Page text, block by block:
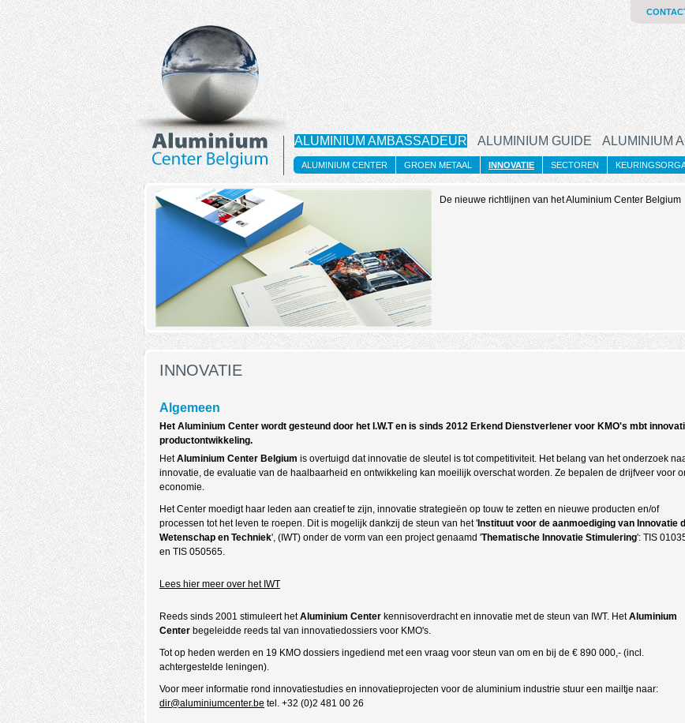
ALUMINIUM AMBASSADEUR
ALUMINIUM CENTER GROEN METAAL INNOVATIE SECTOREN
ALUMINIUM GUIDE ALUMINIUM
De nieuwe richtlijnen van het Aluminium Center Belgium
INNOVATIE
Algemeen
Het Aluminium Center wordt gesteund door het I.W.T en is sinds 2012 Erkend Dienstverlener voor KMO's mbt
productontwikkeling.
HetAluminium Center Belgium is overtuigd dat innovatie de sleutel is tot competitiviteit. Het belang van het onderzoek
innovatie, de evaluatie van de haalbaarheid en ontwikkeling kan moeilijk overschat worden. Ze bepalen de drijfveer voor
economie.
Het Center moedigt haar leden aan creatief te zijn, innovatie strategieën op touw te zetten en nieuwe producten en/of
processen tot het leven te roepen. Dit is mogelijk dankzij de steun van het ' Instituut voor de aanmoediging van Innovatie
Wetenschap en Techniek', (IWT) onder de vorm van een project genaamd 'Thematische Innovatie Stimulering': TIS
en TIS 050565.
Lees hier meer over het IWT
Reeds sinds 2001 stimuleert hetAluminium Center kennisoverdracht en innovatie met de steun van IWT. HetAluminium
Center begeleidde reeds tal van innovatiedossiers voor KMO's.
Tot op heden werden en 19 KMO dossiers ingediend met een vraag voor steun van om en bij de € 890 000,- (incl.
achtergestelde leningen).
Voor meer informatie rond innovatiestudies en innovatieprojecten voor de aluminium industrie stuur een mailtje naar:
dir@aluminiumcenter.be tel. +32 (0)2 481 00 26